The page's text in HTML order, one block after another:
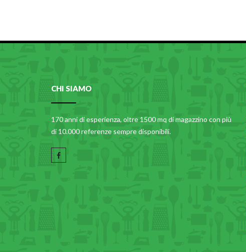
CHI SIAMO
170 anni di esperienza, oltre 1500 mq di magazzino con più
di 10.000 referenze sempre disponibili.